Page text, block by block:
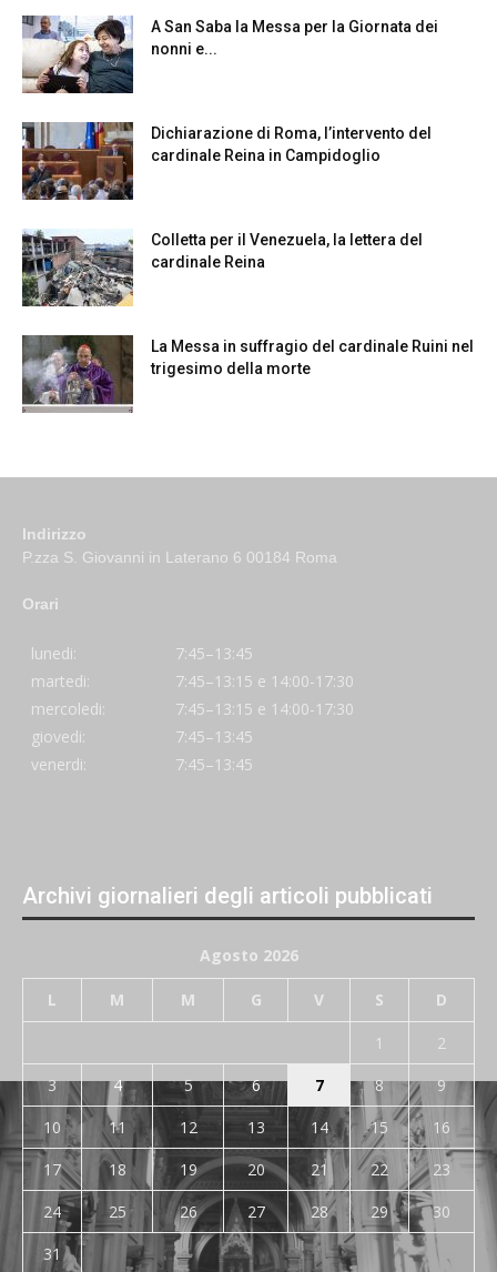
A San Saba la Messa per la Giornata dei
nonni e...
Dichiarazione di Roma, l’intervento del
cardinale Reina in Campidoglio
Colletta per il Venezuela, la lettera del
cardinale Reina
La Messa in suffragio del cardinale Ruini nel
trigesimo della morte
Indirizzo
P.zza S. Giovanni in Laterano 6 00184 Roma
Orari
lunedi:
7:45–13:45
martedi:
7:45–13:15 e 14:00-17:30
mercoledi:
7:45–13:15 e 14:00-17:30
giovedi:
7:45–13:45
venerdi:
7:45–13:45
Archivi giornalieri degli articoli pubblicati
Agosto 2026
L M M G V S D
1
2
3
4 5 6 7 8
9
10
11 12 13 14 15
16
17
18 19 20 21 22
23
24
25 26 27 28 29
30
31